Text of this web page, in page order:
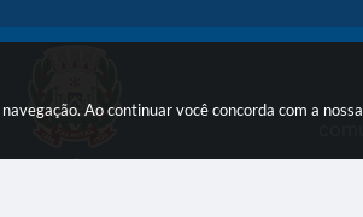
Ao continuar você concorda com a nossa